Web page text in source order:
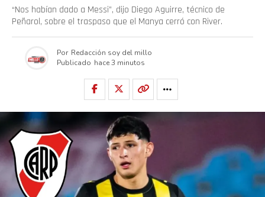
“Nos habían dado a Messi”, dijo Diego Aguirre, técnico de
Peñarol, sobre el traspaso que el Manya cerró con River.
Por Redacción soy del millo
Publicado hace 3 minutos